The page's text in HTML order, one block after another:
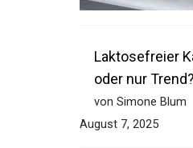
Laktosefreier
oder nur Trend?
von Simone Blum
August 7, 2025